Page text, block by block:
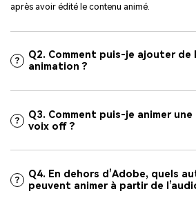
après avoir édité le contenu animé.
Q2. Comment puis-je ajouter de
animation ?
Q3. Comment puis-je animer une
voix off ?
Q4. En dehors d’Adobe, quels
peuvent animer à partir de